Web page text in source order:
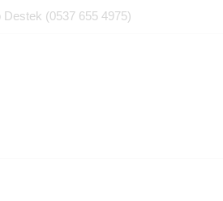
Destek (0537 655 4975)